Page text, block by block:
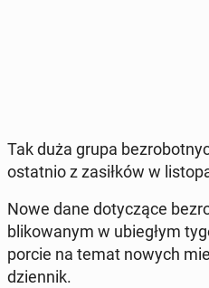
Tak duża grupa
ostat­nio z za­sił­ków w
Nowe dane do­ty­czą­ce
bli­ko­wa­nym w ubie­głym
por­cie na temat nowych
dzien­nik.